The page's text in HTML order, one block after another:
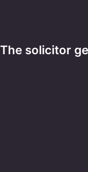
The solicitor